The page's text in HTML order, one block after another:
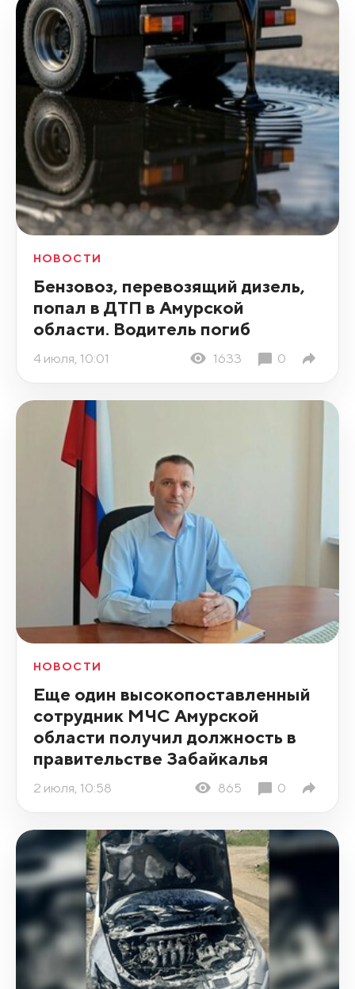
НОВОСТИ
Бензовоз, перевозящий дизель,
попал в ДТП в Амурской
области. Водитель погиб
4 июля, 10:01 1633 0
НОВОСТИ
Еще один высокопоставленный
сотрудник МЧС Амурской
области получил должность в
правительстве Забайкалья
2 июля, 10:58 865 0